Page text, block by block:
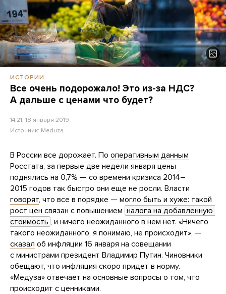
ИСТОРИИ
Все очень подорожало! Это из-за НДС?
А дальше с ценами что будет?
14:21, 18 января 2019
Источник: Meduza
В России все дорожает. По оперативным данным
Росстата, за первые две недели января цены
поднялись на 0,7% — со времени кризиса 2014–
2015 годов так быстро они еще не росли. Власти
говорят, что все в порядке — могло быть и хуже: такой
рост цен связан с повышением налога на добавленную
стоимость , и ничего неожиданного в нем нет. «Ничего
такого неожиданного, я понимаю, не происходит», —
сказал об инфляции 16 января на совещании
с министрами президент Владимир Путин. Чиновники
обещают, что инфляция скоро придет в норму.
«Медуза» отвечает на основные вопросы о том, что
происходит с ценниками.